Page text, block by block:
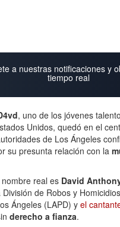
a nuestras notificaciones y
tiempo real
, uno de los jóvenes
Unidos, quedó en el
de Los Ángeles
su presunta relación con la
real es David
de Robos y
Ángeles (LAPD) y el
derecho a fianza.